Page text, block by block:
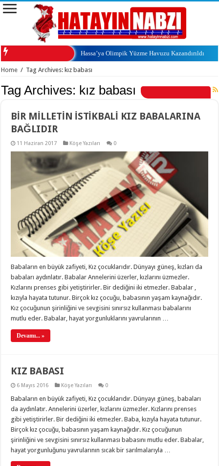
Hassa’ya Olimpik Yüzme Havuzu Kazandırıldı
Home / Tag Archives: kız babası
Tag Archives: kız babası
BİR MİLLETİN İSTİKBALİ KIZ BABALARINA
BAĞLIDIR
11 Haziran 2017 Köşe Yazıları 0
Babaların en büyük zafiyeti, Kız çocuklarıdır. Dünyayı güneş, kızları da
babaları aydınlatır. Babalar Annelerini üzerler, kızlarını üzmezler.
Kızlarını prenses gibi yetiştirirler. Bir dediğini iki etmezler. Babalar ,
kızıyla hayata tutunur. Birçok kız çocuğu, babasının yaşam kaynağıdır.
Kız çocuğunun şirinliğini ve sevgisini sınırsız kullanması babalarını
mutlu eder. Babalar, hayat yorgunluklarını yavrularının …
Devamı... »
KIZ BABASI
6 Mayıs 2016 Köşe Yazıları 0
Babaların en büyük zafiyeti, Kız çocuklarıdır. Dünyayı güneş, babaları
da aydınlatır. Annelerini üzerler, kızlarını üzmezler. Kızlarını prenses
gibi yetiştirirler. Bir dediğini iki etmezler. Baba, kızıyla hayata tutunur.
Birçok kız çocuğu, babasının yaşam kaynağıdır. Kız çocuğunun
şirinliğini ve sevgisini sınırsız kullanması babasını mutlu eder. Babalar,
hayat yorgunluğunu yavrularının sıcak bir sarılmalarıyla …